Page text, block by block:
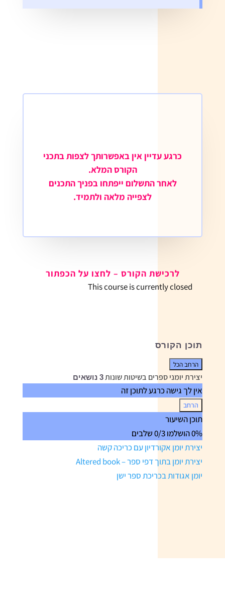
כרגע עדיין אין באפשרותך לצפות בתכני
הקורס המלא.
לאחר התשלום ייפתחו בפניך התכנים
לצפייה מלאה ולתמיד.
לרכישת הקורס – לחצו על הכפתור
This course is currently closed
תוכן הקורס
הרחב הכל
שיעורים
יצירת יומני ספרים בשיטות שונות3 נושאים
אין לך גישה כרגע לתוכן זה
הרחב
יצירת
יומני
ספרים
בשיטות
שונות
תוכן השיעור
0% הושלמו
0/3 שלבים
יצירת יומן אקורדיון עם כריכה קשה
יצירת יומן בתוך דפי ספר – Altered book
יומן אגודות בכריכת ספר ישן